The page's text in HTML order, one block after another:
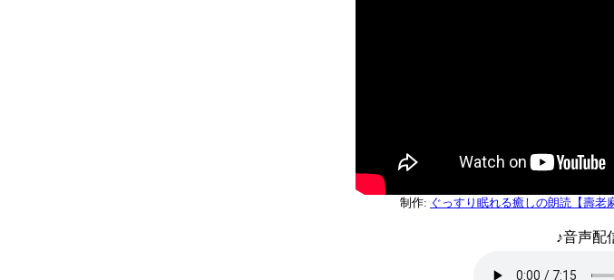
制作: ぐっすり眠れる癒しの朗読【壽
♪音声配